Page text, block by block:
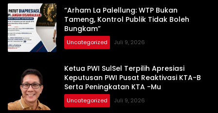
“Arham La Palellung: WTP Bukan
Tameng, Kontrol Publik Tidak Boleh
Bungkam”
Uncategorized Juli 9, 2026
Ketua PWI SulSel Terpilih Apresiasi
Keputusan PWI Pusat Reaktivasi KTA-B
Serta Peningkatan KTA -Mu
Uncategorized Juli 9, 2026